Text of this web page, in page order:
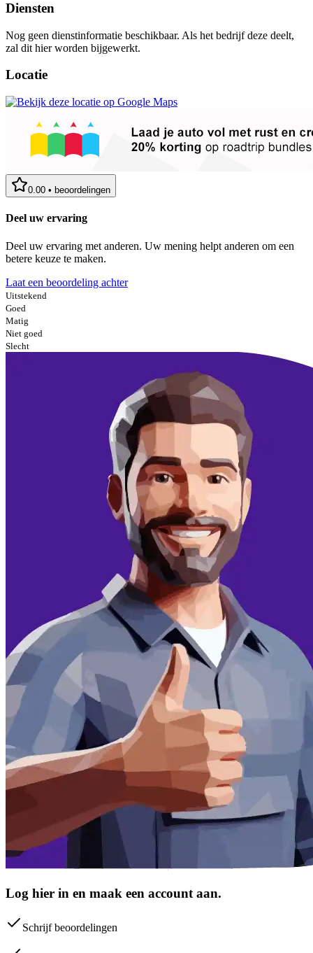
Diensten
Nog geen dienstinformatie beschikbaar. Als het bedrijf deze deelt,
zal dit hier worden bijgewerkt.
Locatie
0.00 • beoordelingen
Deel uw ervaring
Deel uw ervaring met anderen. Uw mening helpt anderen om een
betere keuze te maken.
Laat een beoordeling achter
Uitstekend
Goed
Matig
Niet goed
Slecht
Log hier in en maak een account aan.
Schrijf beoordelingen